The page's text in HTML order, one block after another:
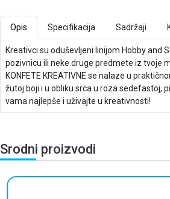
Opis Specifikacija Sadržaji
Kreativci su oduševljeni linijom Hobby and
pozivnicu ili neke druge predmete iz tvoje
KONFETE KREATIVNE se nalaze u
žutoj boji i u obliku srca u roza sedefastoj,
vama najlepše i uživajte u kreativnosti!
Srodni proizvodi